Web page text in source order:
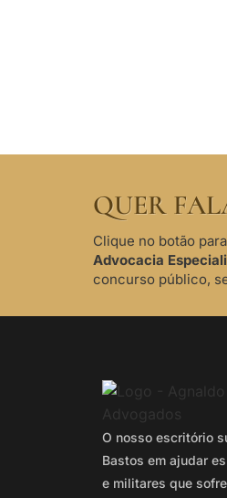
QUER
Clique no botão
Advocacia
concurso público,
O nosso escritório
Bastos em ajudar
e militares que